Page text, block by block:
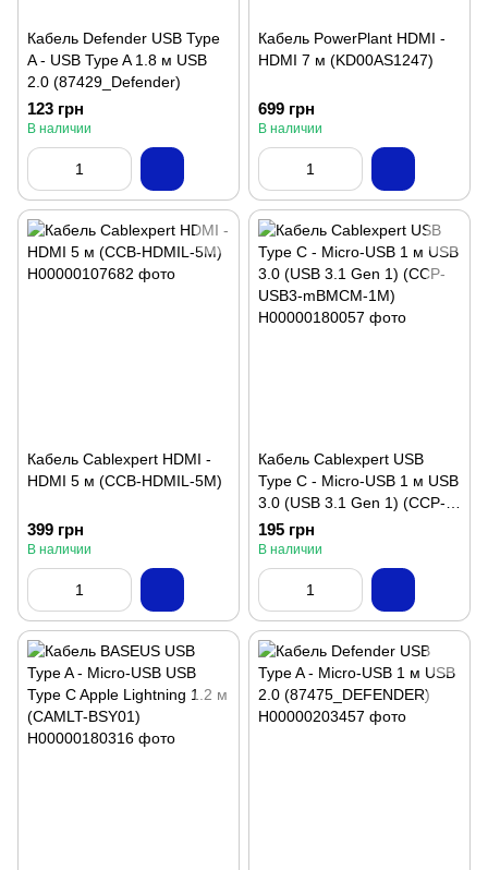
Кабель Defender USB Type
A - USB Type A 1.8 м USB
2.0 (87429_Defender)
123 грн
В наличии
Кабель PowerPlant HDMI -
HDMI 7 м (KD00AS1247)
699 грн
В наличии
Кабель Cablexpert HDMI -
HDMI 5 м (CCB-HDMIL-5M)
399 грн
В наличии
Кабель Cablexpert USB
Type C - Micro-USB 1 м USB
3.0 (USB 3.1 Gen 1) (CCP-
USB3-mBMCM-1M)
195 грн
В наличии